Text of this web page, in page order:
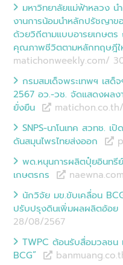
มหาวิทยาลัยแม่ฟ้าหลวง
งานการน้อมนำหลักปรัชญา
ด้วยวิถีตามแบบอารยเกษต
คุณภาพชีวิตตามหลักทฤษฎีใ
matichonweekly.com/
กรมสมเด็จพระเทพฯ เสด็
2567 อว.-วช. จัดแสดงผลง
ยั่งยืน
SNPS-นาโนเทค สวทช. เ
ดันสมุนไพรไทยส่งออก
พด.หนุนการผลิตปุ๋ยอินทรี
เกษตรกร
นักวิจัย มข.ขับเคลื่อน
ปรับปรุงดินเพิ่มผลผลิตอ้อย
28/08/2567
TWPC ต้อนรับสื่อมวลชน เ
BCG”